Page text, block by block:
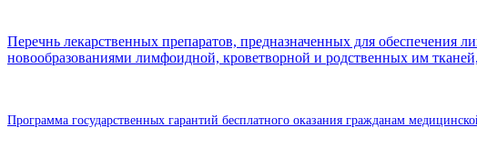
Перечнь лекарственных препаратов, предназначенных для
новообразованиями лимфоидной, кроветворной и родственных им
Программа государственных гарантий бесплатного оказания гражданам